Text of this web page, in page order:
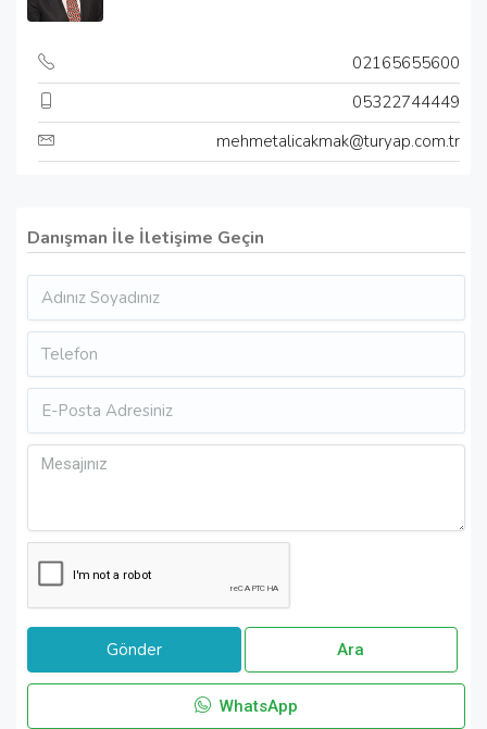
02165655600
05322744449
mehmetalicakmak@turyap.com.tr
Danışman İle İletişime Geçin
Ara
WhatsApp